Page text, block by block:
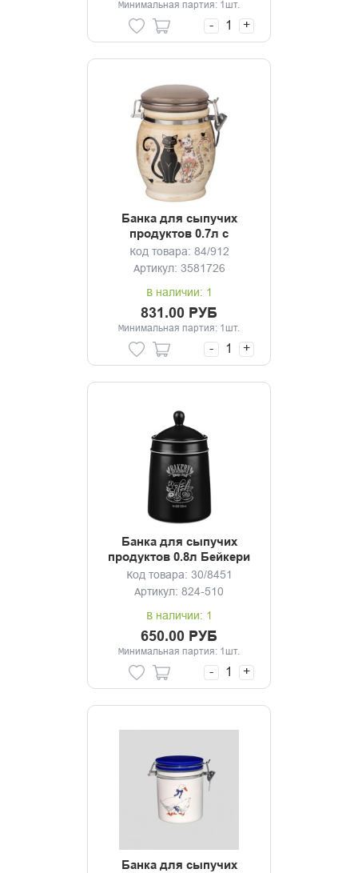
Минимальная партия: 1шт.
- +
Банка для сыпучих
продуктов 0.7л с
клипсой Парижские коты
Код товара: 84/912
Артикул: 3581726
В наличии: 1
831.00 РУБ
Минимальная партия: 1шт.
- +
Банка для сыпучих
продуктов 0.8л Бейкери
Код товара: 30/8451
Артикул: 824-510
В наличии: 1
650.00 РУБ
Минимальная партия: 1шт.
- +
Банка для сыпучих